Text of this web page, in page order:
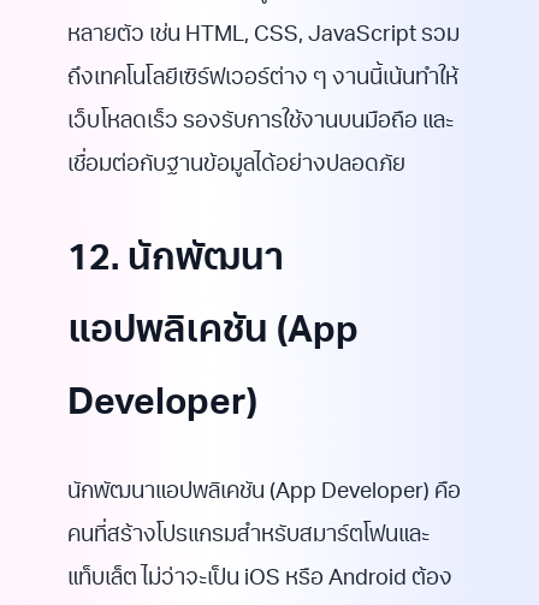
หลายตัว เช่น HTML, CSS, JavaScript รวม
ถึงเทคโนโลยีเซิร์ฟเวอร์ต่าง ๆ งานนี้เน้นทำให้
เว็บโหลดเร็ว รองรับการใช้งานบนมือถือ และ
เชื่อมต่อกับฐานข้อมูลได้อย่างปลอดภัย
12. นักพัฒนา
แอปพลิเคชัน (App
Developer)
นักพัฒนาแอปพลิเคชัน (App Developer) คือ
คนที่สร้างโปรแกรมสำหรับสมาร์ตโฟนและ
แท็บเล็ต ไม่ว่าจะเป็น iOS หรือ Android ต้อง